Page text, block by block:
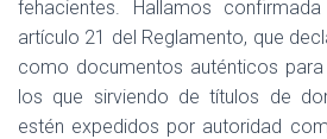
fehacientes. Hallamos
artículo 21 del Reglamento, que
como documentos auténticos
los que sirviendo de títulos de
estén expedidos por autoridad